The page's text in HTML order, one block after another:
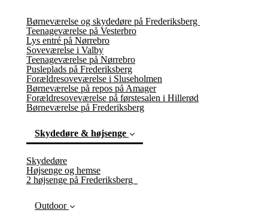
Børneværelse og skydedøre på Frederiksberg
Teenageværelse på Vesterbro
Lys entré på Nørrebro
Soveværelse i Valby
Teenageværelse på Nørrebro
Pusleplads på Frederiksberg
Forældresoveværelse i Sluseholmen
Børneværelse på repos på Amager
Forældresoveværelse på førstesalen i Hillerød
Børneværelse på Frederiksberg
Skydedøre & højsenge
Skydedøre(current)
Højsenge og hemse
2 højsenge på Frederiksberg
Outdoor